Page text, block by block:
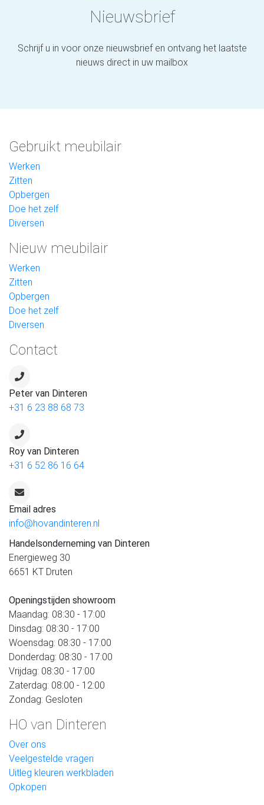
Nieuwsbrief
Schrijf u in voor onze nieuwsbrief en ontvang het laatste
nieuws direct in uw mailbox
Gebruikt meubilair
Werken
Zitten
Opbergen
Doe het zelf
Diversen
Nieuw meubilair
Werken
Zitten
Opbergen
Doe het zelf
Diversen
Contact
Peter van Dinteren
+31 6 23 88 68 73
Roy van Dinteren
+31 6 52 86 16 64
Email adres
info@hovandinteren.nl
Handelsonderneming van Dinteren
Energieweg 30
6651 KT Druten
Openingstijden showroom
Maandag: 08:30 - 17:00
Dinsdag: 08:30 - 17:00
Woensdag: 08:30 - 17:00
Donderdag: 08:30 - 17:00
Vrijdag: 08:30 - 17:00
Zaterdag: 08:00 - 12:00
Zondag: Gesloten
HO van Dinteren
Over ons
Veelgestelde vragen
Uitleg kleuren werkbladen
Opkopen